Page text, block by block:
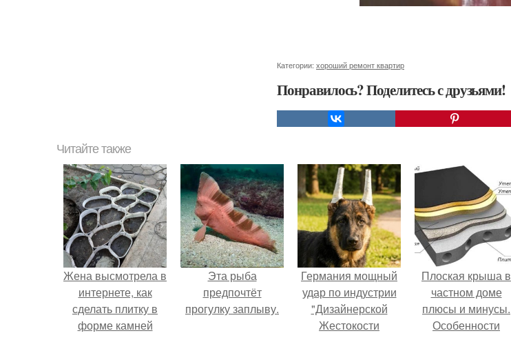
Категории: хороший ремонт квартир
Понравилось? Поделитесь с друзьями!
Читайте также
Жена высмотрела в
интернете, как
сделать плитку в
форме камней
Эта рыба
предпочтёт
прогулку заплыву.
Германия мощный
удар по индустрии
"Дизайнерской
Жестокости
Плоская крыша в
частном доме
плюсы и минусы.
Особенности